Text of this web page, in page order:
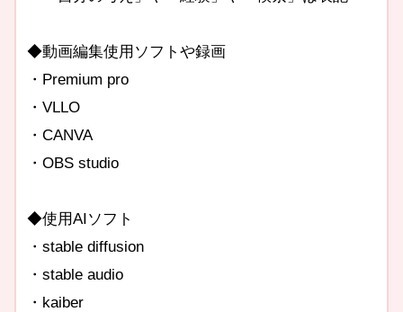
◆動画編集使用ソフトや録画
・Premium pro
・VLLO
・CANVA
・OBS studio
◆使用AIソフト
・stable diffusion
・stable audio
・kaiber